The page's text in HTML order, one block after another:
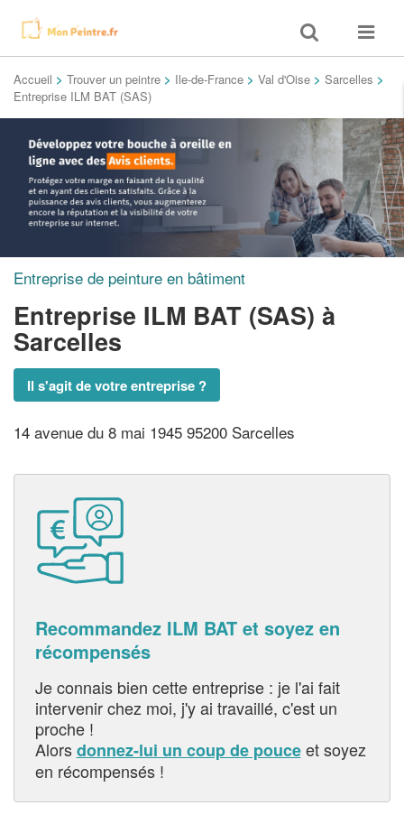
Toggle
search
Toggle
Accueil > Trouver un peintre > Ile-de-France > Val d'Oise > Sarcelles >
Entreprise ILM BAT (SAS)
Entreprise de peinture en bâtiment
Entreprise ILM BAT (SAS) à
Sarcelles
Il s'agit de votre entreprise ?
14 avenue du 8 mai 1945 95200 Sarcelles
Recommandez ILM BAT et soyez en
récompensés
Je connais bien cette entreprise : je l'ai fait
intervenir chez moi, j'y ai travaillé, c'est un
proche !
Alorsdonnez-lui un coup de pouceet soyez
en récompensés !